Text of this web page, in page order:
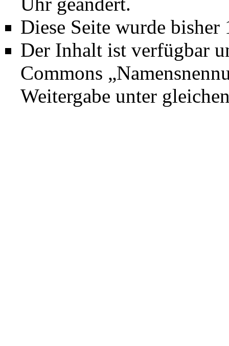
Diese Seite wurde
Der Inhalt ist verfügbar
Commons
Weitergabe unter